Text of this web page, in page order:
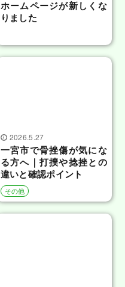
ホームページが新しくな
りました
2026.5.27
一宮市で骨挫傷が気にな
る方へ｜打撲や捻挫との
違いと確認ポイント
その他